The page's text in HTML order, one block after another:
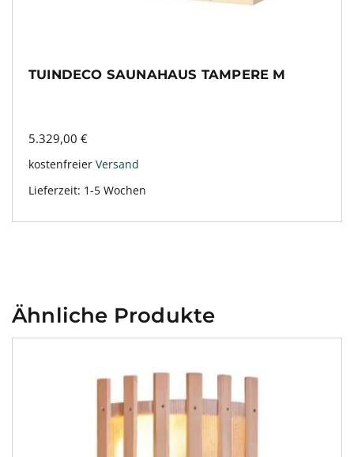
TUINDECO SAUNAHAUS TAMPERE M
5.329,00 €
kostenfreier Versand
Lieferzeit: 1-5 Wochen
Ähnliche Produkte